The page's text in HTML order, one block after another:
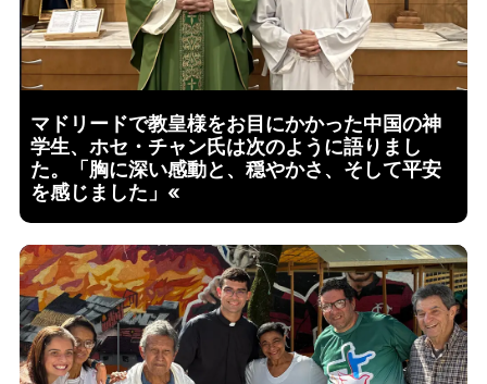
マドリードで教皇様をお目にかかった中国の神
学生、ホセ・チャン氏は次のように語りまし
た。「胸に深い感動と、穏やかさ、そして平安
を感じました」«